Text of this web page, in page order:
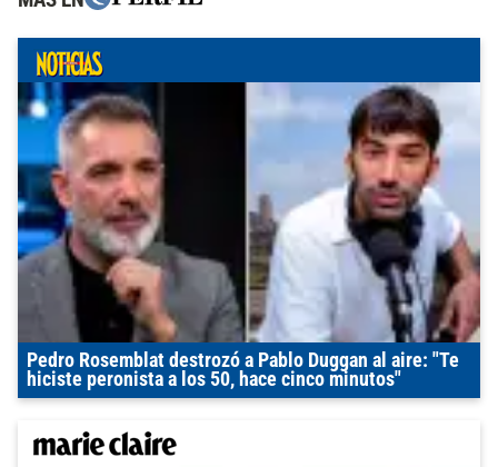
Pedro Rosemblat destrozó a Pablo Duggan al aire: "Te
hiciste peronista a los 50, hace cinco minutos"